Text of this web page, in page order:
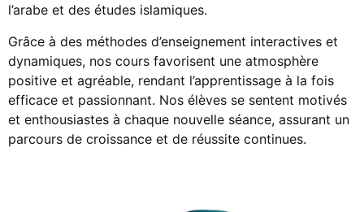
l’arabe et des études islamiques.
Grâce à des méthodes d’enseignement interactives et
dynamiques, nos cours favorisent une atmosphère
positive et agréable, rendant l’apprentissage à la fois
efficace et passionnant. Nos élèves se sentent motivés
et enthousiastes à chaque nouvelle séance, assurant un
parcours de croissance et de réussite continues.